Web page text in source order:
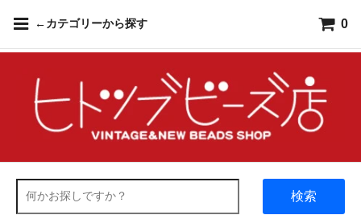
←カテゴリーから探す 0
検索